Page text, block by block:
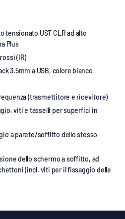
tensionato UST CLR ad alto
Plus
(IR)
3.5mm a USB, colore bianco
(trasmettitore e ricevitore)
viti e tasselli per superfici in
a parete/soffitto dello stesso
dello schermo a soffitto, ad
(incl. viti per il fissaggio delle